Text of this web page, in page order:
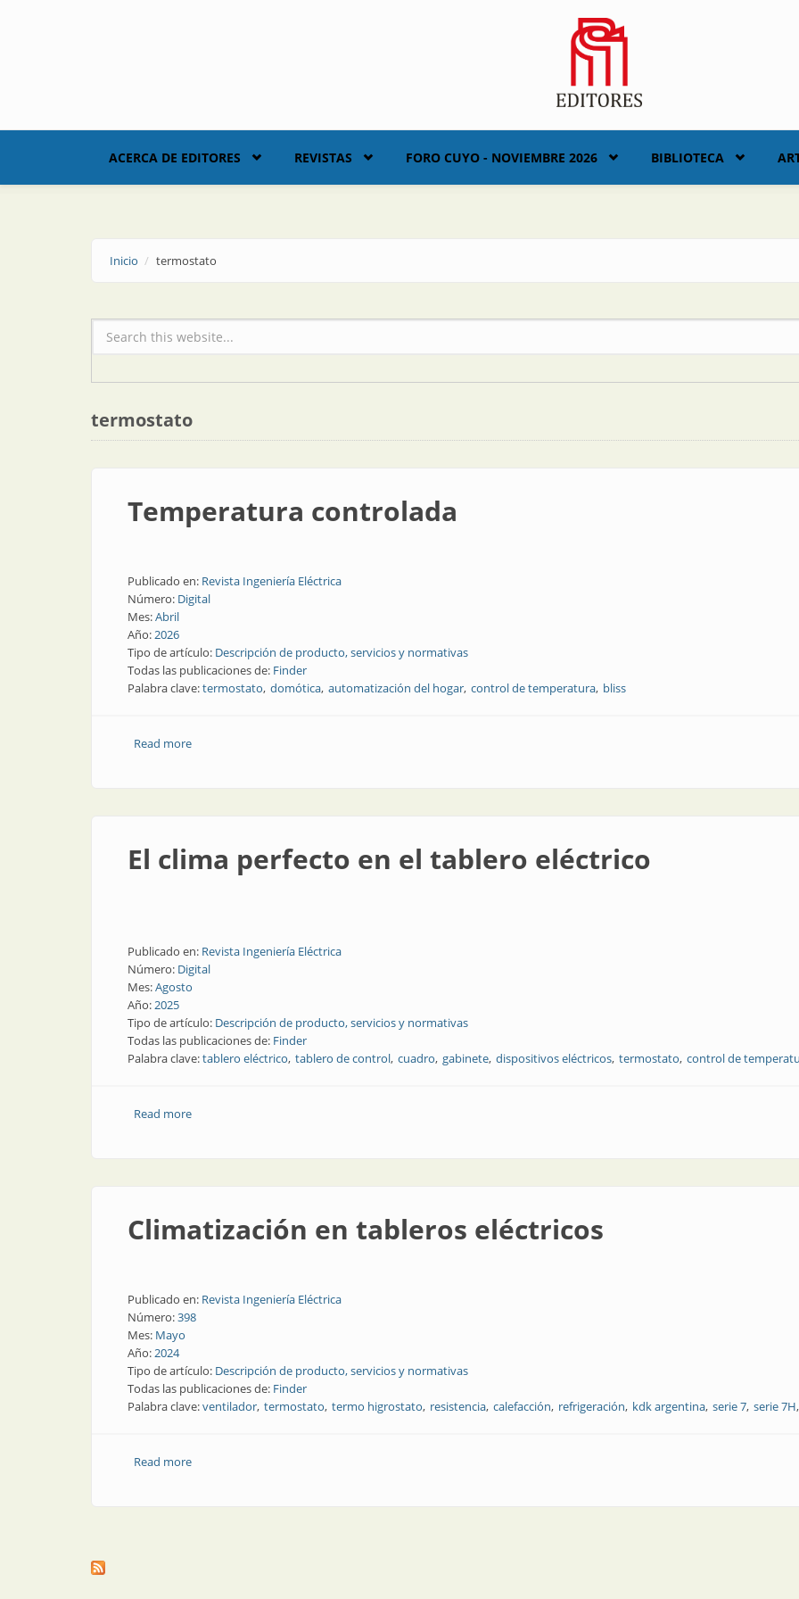
ACERCA DE EDITORES REVISTAS FORO CUYO - NOVIEMBRE 2026 BIBLIOTECA
Inicio termostato
Formulario de búsqueda
termostato
Temperatura controlada
Publicado en: Revista Ingeniería Eléctrica
Número: Digital
Mes:Abril
Año:2026
Tipo de artículo: Descripción de producto, servicios y normativas
Todas las publicaciones de: Finder
Palabra clave:termostato domótica automatización del hogar control de temperatura bliss
Read moreabout Temperatura controlada
El clima perfecto en el tablero eléctrico
Publicado en: Revista Ingeniería Eléctrica
Número: Digital
Mes:Agosto
Año:2025
Tipo de artículo: Descripción de producto, servicios y normativas
Todas las publicaciones de: Finder
Palabra clave:tablero eléctrico tablero de control cuadro gabinete dispositivos eléctricos termostato control de
Read moreabout El clima perfecto en el tablero eléctrico
Climatización en tableros eléctricos
Publicado en: Revista Ingeniería Eléctrica
Número:398
Mes: Mayo
Año:2024
Tipo de artículo: Descripción de producto, servicios y normativas
Todas las publicaciones de: Finder
Palabra clave:ventilador termostato termo higrostato resistencia calefacción refrigeración kdk argentina serie 7 serie 7H
Read moreabout Climatización en tableros eléctricos